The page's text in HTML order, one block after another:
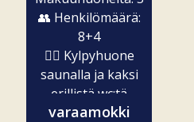
👥 Henkilömäärä:
8+4
🧖‍♀️ Kylpyhuone
saunalla ja kaksi
erillistä wc:tä
✨...
varaamokki